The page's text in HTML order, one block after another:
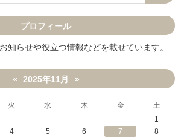
プロフィール
知らせや役立つ情報などを載せています。
« 2025年11月 »
火 水 木 金
土
1
4 5 6 7
8